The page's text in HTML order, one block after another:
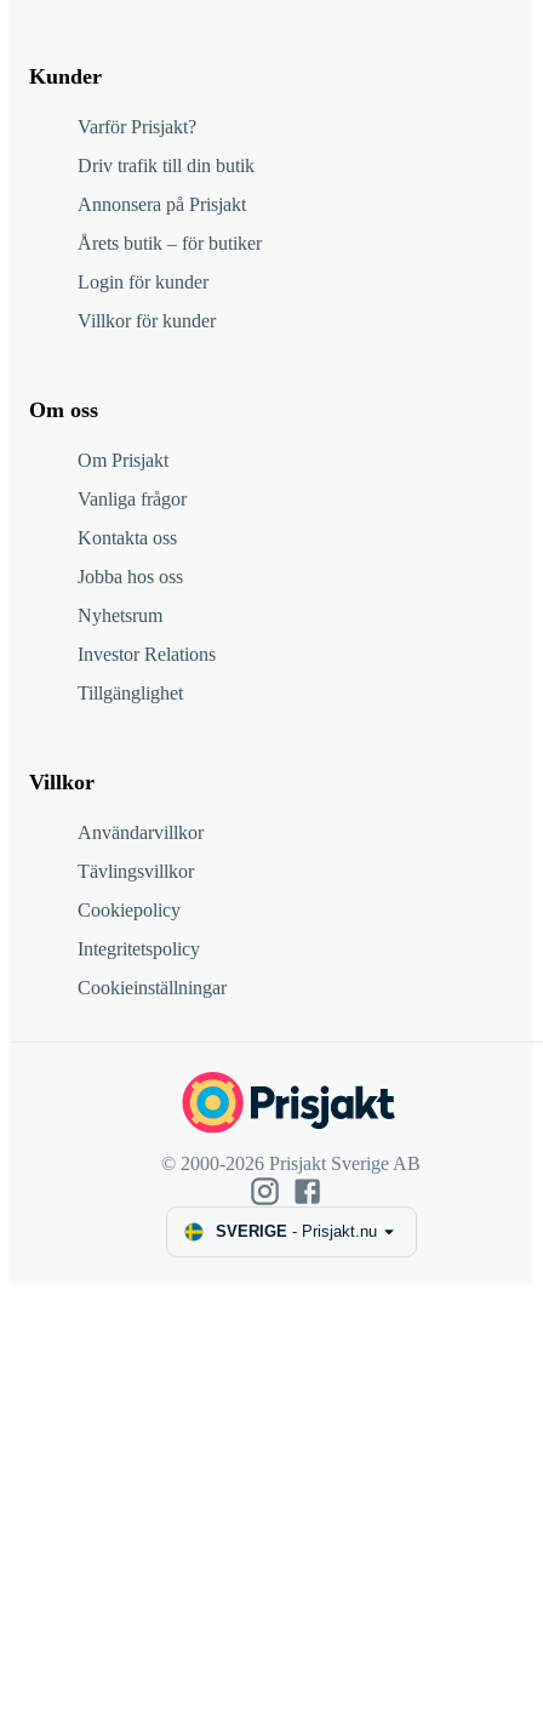
Kunder
Varför Prisjakt?
Driv trafik till din butik
Annonsera på Prisjakt
Årets butik – för butiker
Login för kunder
Villkor för kunder
Om oss
Om Prisjakt
Vanliga frågor
Kontakta oss
Jobba hos oss
Nyhetsrum
Investor Relations
Tillgänglighet
Villkor
Användarvillkor
Tävlingsvillkor
Cookiepolicy
Integritetspolicy
Cookieinställningar
© 2000-2026 Prisjakt Sverige AB
SVERIGE- Prisjakt.nu